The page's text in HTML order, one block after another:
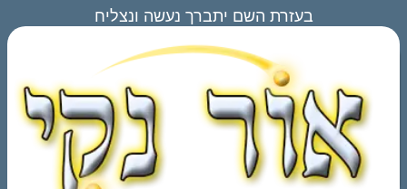
בעזרת השם יתברך נעשה ונצליח